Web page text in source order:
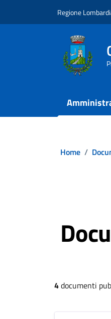
Regione
Home /
4documenti